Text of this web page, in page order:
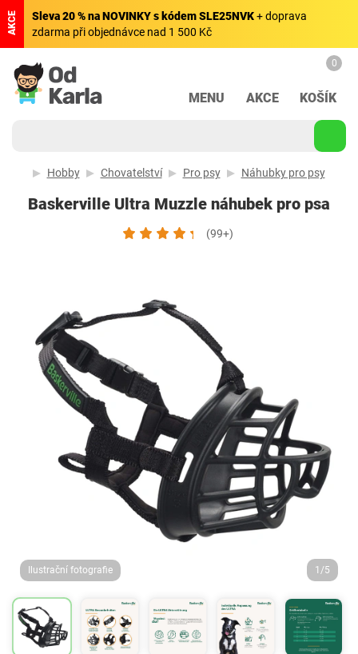
AKCE Sleva 20 % na NOVINKY s kódem SLE25NVK+ doprava
zdarma při objednávce nad 1 500 Kč
MENU AKCE
0
KOŠÍK
Hobby Chovatelství Pro psy Náhubky pro psy
Baskerville Ultra Muzzle náhubek pro psa
(99+)
Ilustrační fotografie 1/5